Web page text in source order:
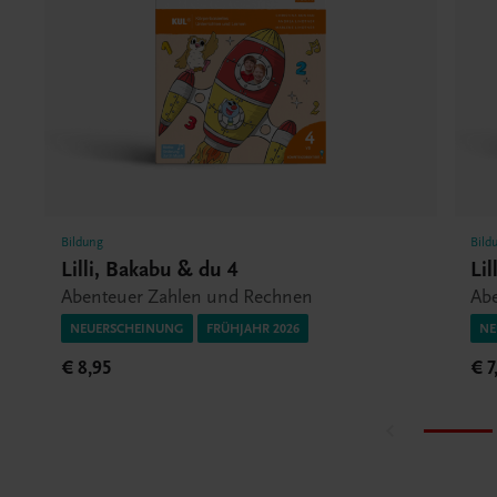
Bildung
Lilli, Bakabu & du 4
Abenteuer Zahlen und Rechnen
NEUERSCHEINUNG FRÜHJAHR 2026
€ 8,95 €